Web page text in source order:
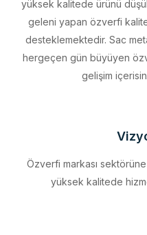
desteklemektedir. Sac
hergeçen gün büyüyen
gelişim
Özverfi markası